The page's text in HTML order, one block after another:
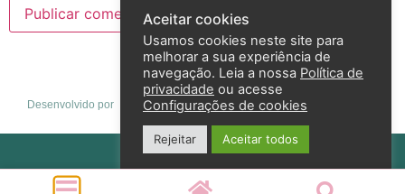
Desenvolvido por
Política de privacidade
2026 – Andreza Goulart – Todos os direitos reservados
Aceitar cookies
Usamos cookies neste site para
melhorar a sua experiência de
navegação. Leia a nossa Política de
privacidade ou acesse
Configurações de cookies
Rejeitar Aceitar todos